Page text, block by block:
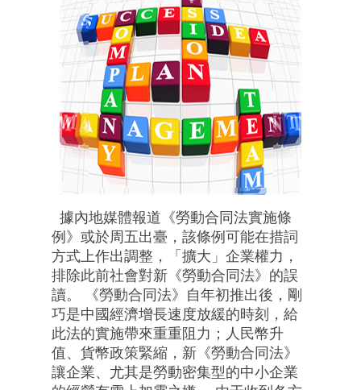
據內地媒體報道《勞動合同法實施條
例》或於周五出臺，該條例可能在措詞
方式上作出調整，「擴大」企業權力，
排除此前社會對新《勞動合同法》的誤
讀。 《勞動合同法》自年初推出後，剛
巧是中國經濟增長速度放緩的時刻，給
此法的實施帶來重重阻力；人民幣升
值、貨幣政策緊縮，新《勞動合同法》
讓企業、尤其是勞動密集型的中小企業